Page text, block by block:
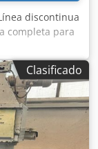
discontinua
completa para
(PUR)
automatizada e
máquina de
Una
la producción
conforme a
-
Clasificado